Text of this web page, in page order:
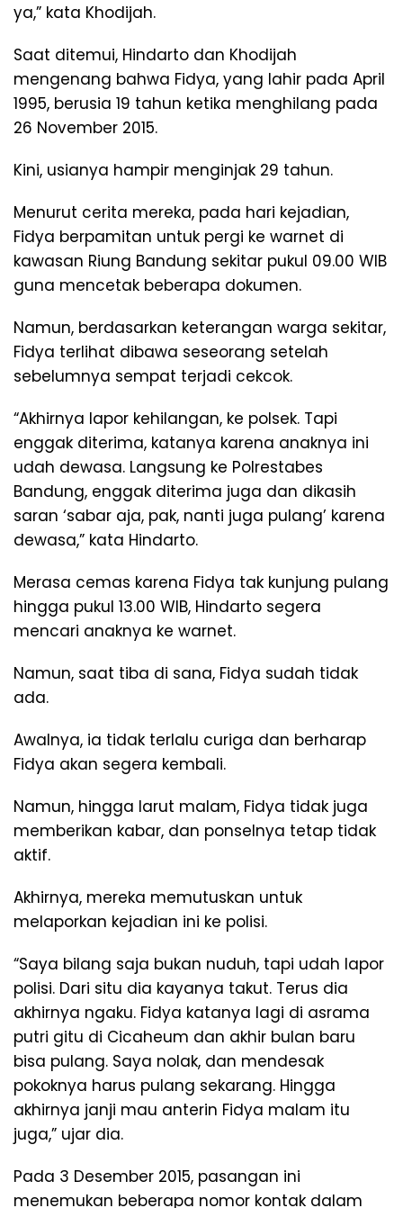
ya,” kata Khodijah.
Saat ditemui, Hindarto dan Khodijah
mengenang bahwa Fidya, yang lahir pada April
1995, berusia 19 tahun ketika menghilang pada
26 November 2015.
Kini, usianya hampir menginjak 29 tahun.
Menurut cerita mereka, pada hari kejadian,
Fidya berpamitan untuk pergi ke warnet di
kawasan Riung Bandung sekitar pukul 09.00 WIB
guna mencetak beberapa dokumen.
Namun, berdasarkan keterangan warga sekitar,
Fidya terlihat dibawa seseorang setelah
sebelumnya sempat terjadi cekcok.
“Akhirnya lapor kehilangan, ke polsek. Tapi
enggak diterima, katanya karena anaknya ini
udah dewasa. Langsung ke Polrestabes
Bandung, enggak diterima juga dan dikasih
saran ‘sabar aja, pak, nanti juga pulang’ karena
dewasa,” kata Hindarto.
Merasa cemas karena Fidya tak kunjung pulang
hingga pukul 13.00 WIB, Hindarto segera
mencari anaknya ke warnet.
Namun, saat tiba di sana, Fidya sudah tidak
ada.
Awalnya, ia tidak terlalu curiga dan berharap
Fidya akan segera kembali.
Namun, hingga larut malam, Fidya tidak juga
memberikan kabar, dan ponselnya tetap tidak
aktif.
Akhirnya, mereka memutuskan untuk
melaporkan kejadian ini ke polisi.
“Saya bilang saja bukan nuduh, tapi udah lapor
polisi. Dari situ dia kayanya takut. Terus dia
akhirnya ngaku. Fidya katanya lagi di asrama
putri gitu di Cicaheum dan akhir bulan baru
bisa pulang. Saya nolak, dan mendesak
pokoknya harus pulang sekarang. Hingga
akhirnya janji mau anterin Fidya malam itu
juga,” ujar dia.
Pada 3 Desember 2015, pasangan ini
menemukan beberapa nomor kontak dalam